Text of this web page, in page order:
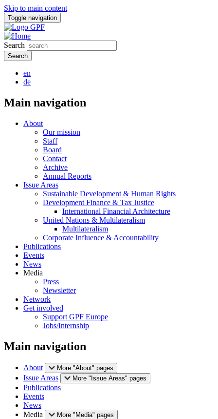
Skip to main content
Toggle navigation
Search
en
de
Main navigation
About
Our mission
Staff
Board
Contact
Archive
Annual Reports
Issue Areas
Sustainable Development & Human Rights
Development Finance & Tax Justice
International Financial Architecture
United Nations & Multilateralism
Multilateralism
Corporate Influence & Accountability
Publications
Events
News
Media
Press
Newsletter
Network
Get involved
Support GPF Europe
Jobs/Internship
Main navigation
About More "About" pages
Issue Areas More "Issue Areas" pages
Publications
Events
News
Media
More "Media" pages